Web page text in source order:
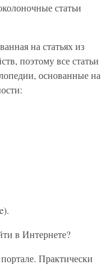
статьи
на статьях из
поэтому все статьи
основанные на
в Интернете?
Практически